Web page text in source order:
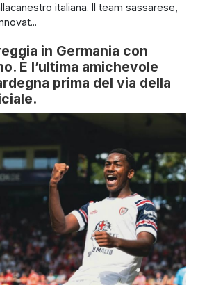
italiana. Il team sassarese,
in Germania con
È l’ultima amichevole
prima del via della